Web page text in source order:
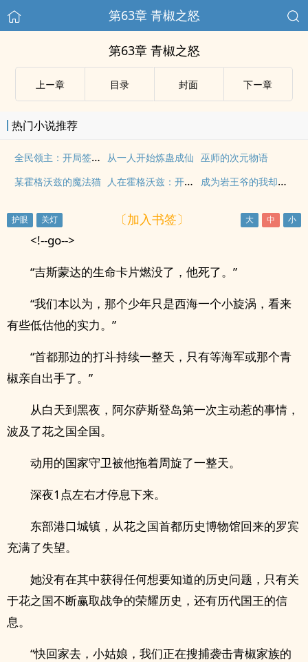
第63章 青椒之怒
第63章 青椒之怒
上ー章 目录 封面 下ー章
热门小说推荐
全民领主：开局签到打折神器 从一人开始炼蛊成仙 巫师的次元物语
某霍格沃兹的魔法猫
人在霍格沃兹：开局截胡赫敏 成为岩王爷的我却干着诸天的活
〔加入书签〕
<!--go-->
“吉斯蒙达的生命卡片燃没了，他死了。”
“我们本以为，那个少年只是西海一个小旋涡，看来
有些低估他的实力。”
“首都那边的打斗持续一整天，只有等海军或那个青
椒亲自出手了。”
从白天到黑夜，阿尔萨斯登岛第一次主动惹的事情，
波及了花之国全国。
动用的国家守卫被他拖着周旋了一整天。
深夜1点左右才停息下来。
东部港口城镇，从花之国首都历史博物馆回来的罗宾
充满了失望。
她没有在其中获得任何想要知道的历史问题，只有关
于花之国不断赢取战争的荣耀历史，还有历代国王的信
息。
“快回家去，小姑娘，我们正在搜捕袭击青椒家族的